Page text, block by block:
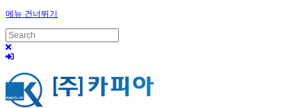
메뉴 건너뛰기